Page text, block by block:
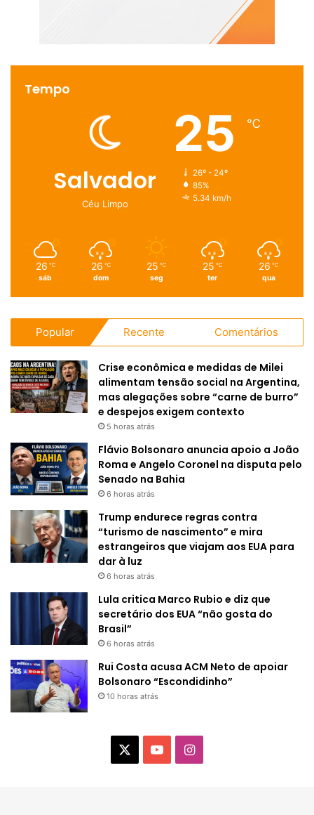
Tempo
Salvador
Céu Limpo
25 ℃
26º - 24º
85%
5.34 km/h
26 ℃
sáb
26 ℃
dom
25 ℃
seg
25 ℃
ter
26 ℃
qua
Popular Recente Comentários
Crise econômica e medidas de Milei
alimentam tensão social na Argentina,
mas alegações sobre “carne de burro”
e despejos exigem contexto
5 horas atrás
Flávio Bolsonaro anuncia apoio a João
Roma e Angelo Coronel na disputa pelo
Senado na Bahia
6 horas atrás
Trump endurece regras contra
“turismo de nascimento” e mira
estrangeiros que viajam aos EUA para
dar à luz
6 horas atrás
Lula critica Marco Rubio e diz que
secretário dos EUA “não gosta do
Brasil”
6 horas atrás
Rui Costa acusa ACM Neto de apoiar
Bolsonaro “Escondidinho”
10 horas atrás
I